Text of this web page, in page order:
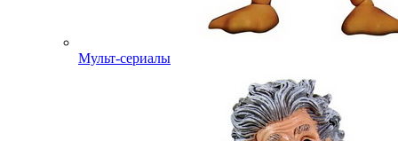
Мульт-сериалы